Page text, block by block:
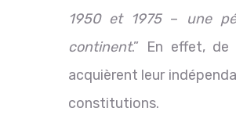
1950 et 1975–
une
continent.” En effet,
acquièrent leur
constitutions.